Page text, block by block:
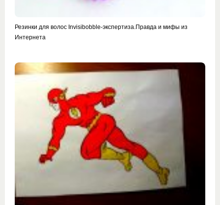
Резинки для волос Invisibobble-экспертиза.Правда и мифы из
Интернета